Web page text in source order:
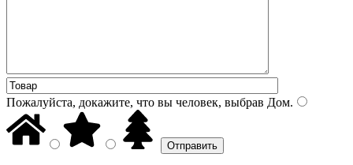
Пожалуйста, докажите, что вы человек, выбрав Дом.